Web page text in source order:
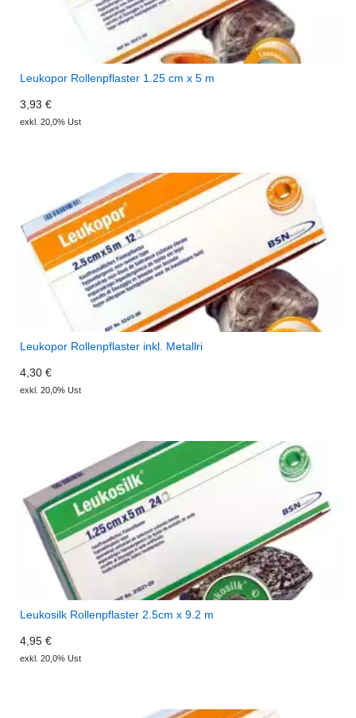
Leukopor Rollenpflaster 1.25 cm x 5 m
3,93 €
exkl. 20,0% Ust
Leukopor Rollenpflaster inkl. Metallri
4,30 €
exkl. 20,0% Ust
Leukosilk Rollenpflaster 2.5cm x 9.2 m
4,95 €
exkl. 20,0% Ust